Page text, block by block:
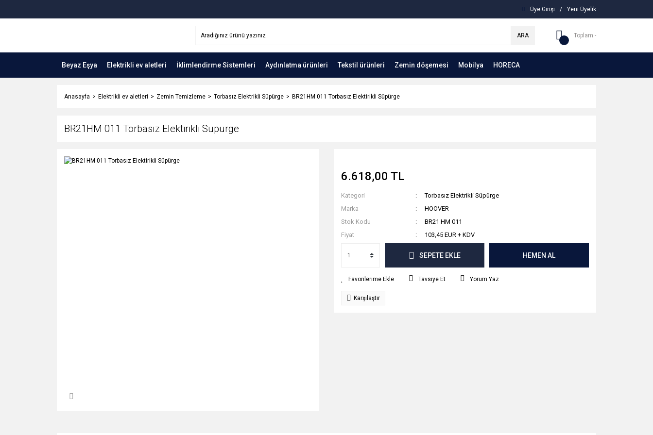
Üye Girişi / Yeni Üyelik
ARA Toplam -
Beyaz Eşya Elektrikli ev aletleri İklimlendirme Sistemleri Aydınlatma ürünleri Tekstil ürünleri Zemin döşemesi Mobilya HORECA
Anasayfa Elektrikli ev aletleri Zemin Temizleme Torbasız Elektrikli Süpürge BR21HM 011 Torbasız Elektirikli Süpürge
BR21HM 011 Torbasız Elektirikli Süpürge
6.618,00 TL
Kategori
Torbasız Elektrikli Süpürge
Marka
HOOVER
Stok Kodu
BR21 HM 011
Fiyat
103,45 EUR + KDV
SEPETE EKLE HEMEN AL
Tavsiye Et Yorum Yaz
Karşılaştır